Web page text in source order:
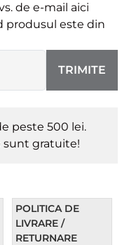
de e-mail aici
produsul este din
TRIMITE
peste 500 lei.
sunt gratuite!
POLITICA DE
LIVRARE /
RETURNARE